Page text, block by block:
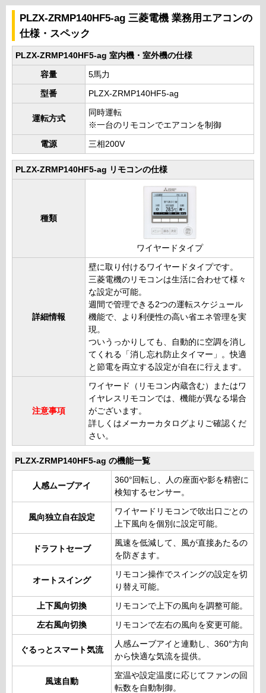
PLZX-ZRMP140HF5-ag 三菱電機 業務用エアコンの
仕様・スペック
PLZX-ZRMP140HF5-ag 室内機・室外機の仕様
容量 5馬力
型番 PLZX-ZRMP140HF5-ag
運転方式
同時運転
※一台のリモコンでエアコンを制御
電源 三相200V
PLZX-ZRMP140HF5-ag リモコンの仕様
種類
ワイヤードタイプ
詳細情報
壁に取り付けるワイヤードタイプです。
三菱電機のリモコンは生活に合わせて様々
な設定が可能。
週間で管理できる2つの運転スケジュール
機能で、より利便性の高い省エネ管理を実
現。
ついうっかりしても、自動的に空調を消し
てくれる「消し忘れ防止タイマー」。快適
と節電を両立する設定が自在に行えます。
注意事項
ワイヤード（リモコン内蔵含む）またはワ
イヤレスリモコンでは、機能が異なる場合
がございます。
詳しくはメーカーカタログよりご確認くだ
さい。
PLZX-ZRMP140HF5-ag の機能一覧
人感ムーブアイ
360°回転し、人の座面や影を精密に
検知するセンサー。
風向独立自在設定
ワイヤードリモコンで吹出口ごとの
上下風向を個別に設定可能。
ドラフトセーブ
風速を低減して、風が直接あたるの
を防ぎます。
オートスイング
リモコン操作でスイングの設定を切
り替え可能。
上下風向切換 リモコンで上下の風向を調整可能。
左右風向切換 リモコンで左右の風向を変更可能。
ぐるっとスマート気流
人感ムーブアイと連動し、360°方向
から快適な気流を提供。
風速自動
室温や設定温度に応じてファンの回
転数を自動制御。